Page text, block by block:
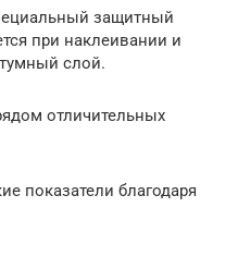
защитный
при наклеивании и
слой.
отличительных
показатели благодаря